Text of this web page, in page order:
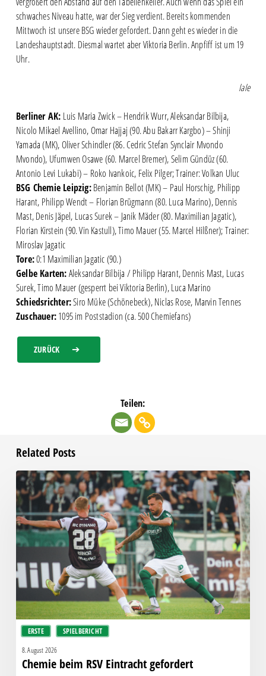
schwaches Niveau hatte, war der Sieg verdient. Bereits kommenden
Mittwoch ist unsere BSG wieder gefordert. Dann geht es wieder in die
Landeshauptstadt. Diesmal wartet aber Viktoria Berlin. Anpfiff ist um 19
Uhr.
lale
Berliner AK: Luis Maria Zwick – Hendrik Wurr, Aleksandar Bilbija,
Nicolo Mikael Avellino, Omar Hajjaj (90. Abu Bakarr Kargbo) – Shinji
Yamada (MK), Oliver Schindler (86. Cedric Stefan Synclair Mvondo
Mvondo), Ufumwen Osawe (60. Marcel Bremer), Selim Gündüz (60.
Antonio Levi Lukabi) – Roko Ivankoic, Felix Pilger; Trainer: Volkan Uluc
BSG Chemie Leipzig:Benjamin Bellot (MK) – Paul Horschig, Philipp
Harant, Philipp Wendt – Florian Brügmann (80. Luca Marino), Dennis
Mast, Denis Jäpel, Lucas Surek – Janik Mäder (80. Maximilian Jagatic),
Florian Kirstein (90. Vin Kastull), Timo Mauer (55. Marcel Hilßner); Trainer:
Miroslav Jagatic
Tore:0:1 Maximilian Jagatic (90.)
Gelbe Karten:Aleksandar Bilbija / Philipp Harant, Dennis Mast, Lucas
Surek, Timo Mauer (gesperrt bei Viktoria Berlin), Luca Marino
Schiedsrichter:Siro Müke (Schönebeck), Niclas Rose, Marvin Tennes
Zuschauer:1095 im Poststadion (ca. 500 Chemiefans)
ZURÜCK
Teilen:
Related Posts
ERSTE SPIELBERICHT
Chemie
beim
RSV
Eintracht
gefordert
8. August 2026
Chemie beim RSV Eintracht gefordert